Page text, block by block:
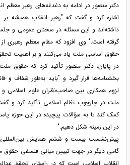
دکتر منصور در ادامه به دغدغه‌های رهبر
اشاره کرد و گفت که "رهبر انقلاب همیشه
داشته‌اند و این مسئله در سخنان عمومی و
گرفته است." وی افزود که مقام معظم رهبری
حقوق اساسی ملت یاد می‌کنند و بر اهمیت
در پایان، دکتر منصور تأکید کرد که حقوق
بخشنامه‌ها قرار گیرد و "باید به‌طور شفاف و
لزوم همکاری بین صاحب‌نظران علوم اسلامی
ملت در چارچوب نظام اسلامی تأکید کرد و
کمک کند تا به سؤالات پیچیده در این حوزه
در این زمینه شکل دهیم."
پیش‌نشست بیست و ششم همایش بین‌المللی
گامی دیگر در جهت تبیین مبانی فلسفی حقوق